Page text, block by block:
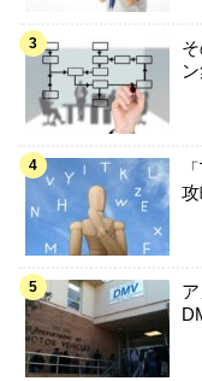
攻